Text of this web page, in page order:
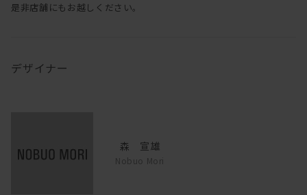
是非店舗にもお越しください。
デザイナー
森 宣雄
Nobuo Mori